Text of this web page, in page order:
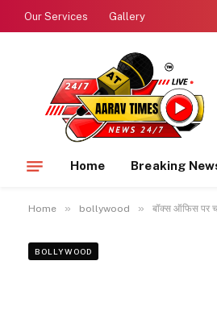
Our Services Gallery
Home Breaking
Home » bollywood » बॉक्स ऑफिस पर
BOLLYWOOD